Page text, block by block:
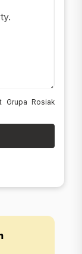
Grupa Rosiak